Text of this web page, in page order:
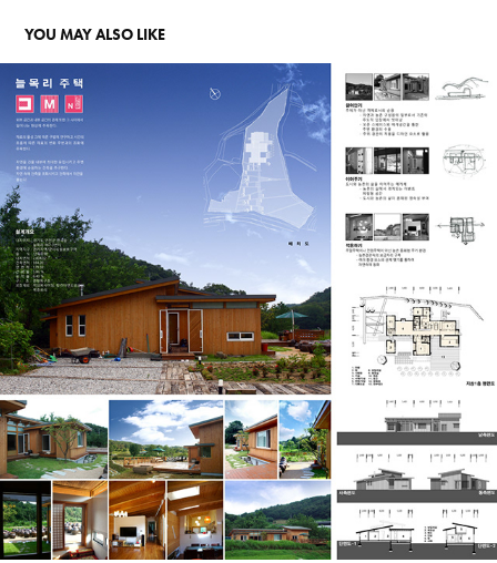
YOU MAY ALSO LIKE
2008 경기도 건축문화상 사용승인부문 동상 늘목
리 주택
2020